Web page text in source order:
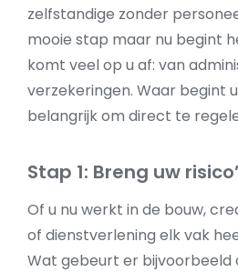
zelfstandige zonder
mooie stap maar nu begint
komt veel op u af: van
verzekeringen. Waar begint
belangrijk om direct te
Stap 1: Breng uw
Of u nu werkt in de bouw,
of dienstverlening elk vak
Wat gebeurt er bijvoorbeeld